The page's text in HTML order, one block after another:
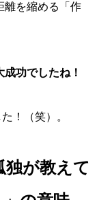
離を縮める「作
功でしたね！
！（笑）。
独が教えて